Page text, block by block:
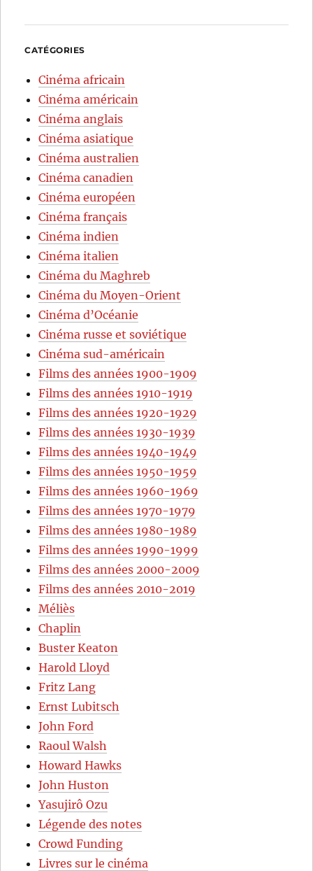
CATÉGORIES
Cinéma africain
Cinéma américain
Cinéma anglais
Cinéma asiatique
Cinéma australien
Cinéma canadien
Cinéma européen
Cinéma français
Cinéma indien
Cinéma italien
Cinéma du Maghreb
Cinéma du Moyen-Orient
Cinéma d’Océanie
Cinéma russe et soviétique
Cinéma sud-américain
Films des années 1900-1909
Films des années 1910-1919
Films des années 1920-1929
Films des années 1930-1939
Films des années 1940-1949
Films des années 1950-1959
Films des années 1960-1969
Films des années 1970-1979
Films des années 1980-1989
Films des années 1990-1999
Films des années 2000-2009
Films des années 2010-2019
Méliès
Chaplin
Buster Keaton
Harold Lloyd
Fritz Lang
Ernst Lubitsch
John Ford
Raoul Walsh
Howard Hawks
John Huston
Yasujirô Ozu
Légende des notes
Crowd Funding
Livres sur le cinéma